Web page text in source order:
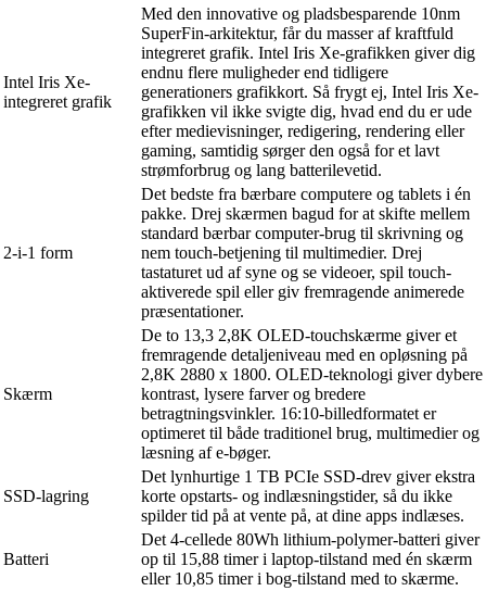
Intel Iris Xe-
integreret grafik
Med den innovative og pladsbesparende 10nm
SuperFin-arkitektur, får du masser af kraftfuld
integreret grafik. Intel Iris Xe-grafikken giver dig
endnu flere muligheder end tidligere
generationers grafikkort. Så frygt ej, Intel Iris Xe-
grafikken vil ikke svigte dig, hvad end du er ude
efter medievisninger, redigering, rendering eller
gaming, samtidig sørger den også for et lavt
strømforbrug og lang batterilevetid.
2-i-1 form
Det bedste fra bærbare computere og tablets i én
pakke. Drej skærmen bagud for at skifte mellem
standard bærbar computer-brug til skrivning og
nem touch-betjening til multimedier. Drej
tastaturet ud af syne og se videoer, spil touch-
aktiverede spil eller giv fremragende animerede
præsentationer.
Skærm
De to 13,3 2,8K OLED-touchskærme giver et
fremragende detaljeniveau med en opløsning på
2,8K 2880 x 1800. OLED-teknologi giver dybere
kontrast, lysere farver og bredere
betragtningsvinkler. 16:10-billedformatet er
optimeret til både traditionel brug, multimedier og
læsning af e-bøger.
SSD-lagring
Det lynhurtige 1 TB PCIe SSD-drev giver ekstra
korte opstarts- og indlæsningstider, så du ikke
spilder tid på at vente på, at dine apps indlæses.
Batteri
Det 4-cellede 80Wh lithium-polymer-batteri giver
op til 15,88 timer i laptop-tilstand med én skærm
eller 10,85 timer i bog-tilstand med to skærme.